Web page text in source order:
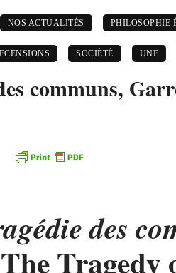
NOS ACTUALITÉS PHILOSOPHIE
SOCIÉTÉ UNE
communs,
des
Tragedy